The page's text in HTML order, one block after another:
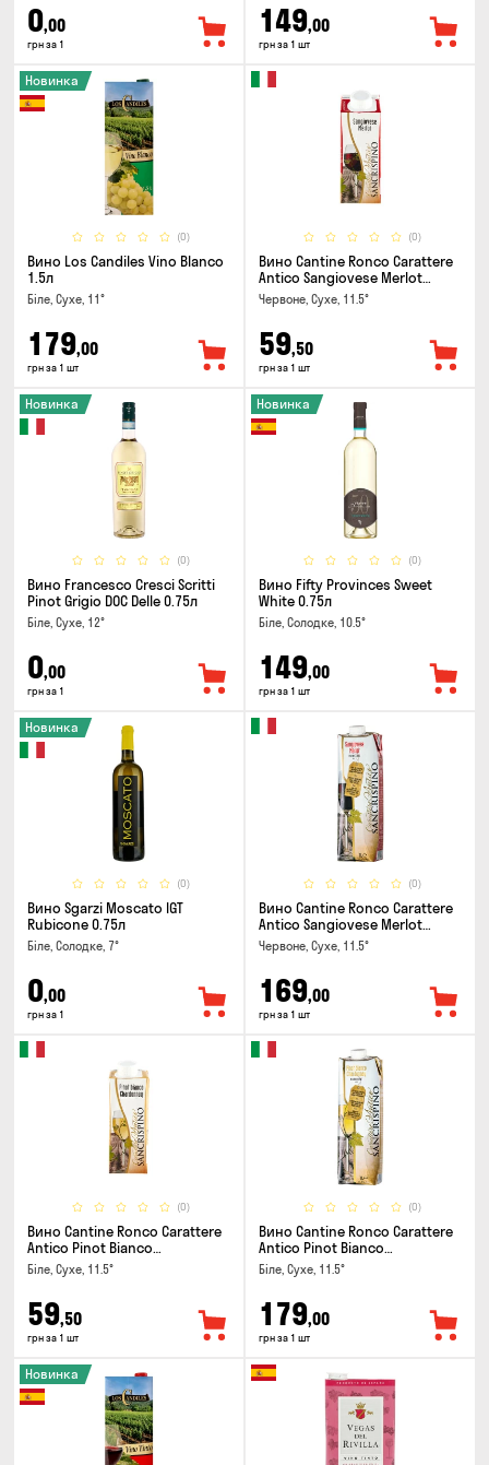
0,00
грн за 1
149,00
грн за 1 шт
(0)
Новинка
Вино Los Candiles Vino Blanco
1.5л
Біле, Сухе, 11°
179,00
грн за 1 шт
(0)
Вино Cantine Ronco Carattere
Antico Sangiovese Merlot
Rubicone IGT 0.25л
Червоне, Сухе, 11.5°
59,50
грн за 1 шт
(0)
Новинка
Вино Francesco Cresci Scritti
Pinot Grigio DOC Delle 0.75л
Біле, Сухе, 12°
0,00
грн за 1
(0)
Новинка
Вино Fifty Provinces Sweet
White 0.75л
Біле, Солодке, 10.5°
149,00
грн за 1 шт
(0)
Новинка
Вино Sgarzi Moscato IGT
Rubicone 0.75л
Біле, Солодке, 7°
0,00
грн за 1
(0)
Вино Cantine Ronco Carattere
Antico Sangiovese Merlot
Rubicone IGT 1л
Червоне, Сухе, 11.5°
169,00
грн за 1 шт
(0)
Вино Cantine Ronco Carattere
Antico Pinot Bianco
Chardonnay Rubicone IGT 0.25л
Біле, Сухе, 11.5°
59,50
грн за 1 шт
(0)
Вино Cantine Ronco Carattere
Antico Pinot Bianco
Chardonnay Rubicone IGT 1л
Біле, Сухе, 11.5°
179,00
грн за 1 шт
Новинка